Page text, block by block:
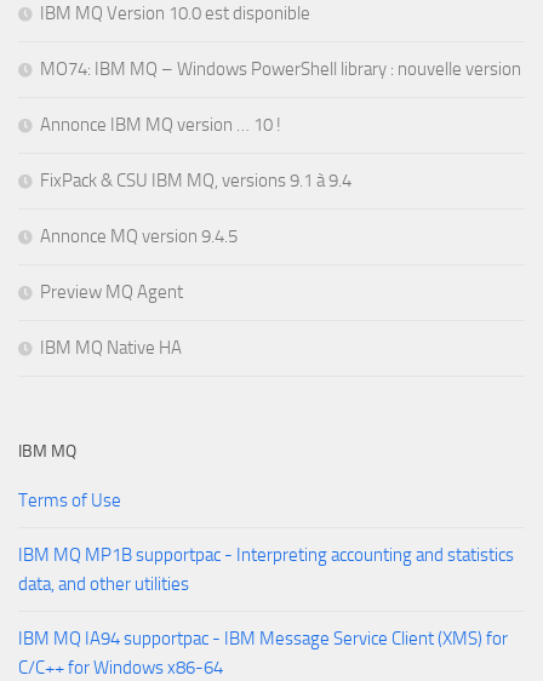
IBM MQ Version 10.0 est disponible
MO74: IBM MQ – Windows PowerShell library : nouvelle version
Annonce IBM MQ version … 10 !
FixPack & CSU IBM MQ, versions 9.1 à 9.4
Annonce MQ version 9.4.5
Preview MQ Agent
IBM MQ Native HA
IBM MQ
Terms of Use
IBM MQ MP1B supportpac - Interpreting accounting and statistics
data, and other utilities
IBM MQ IA94 supportpac - IBM Message Service Client (XMS) for
C/C++ for Windows x86-64